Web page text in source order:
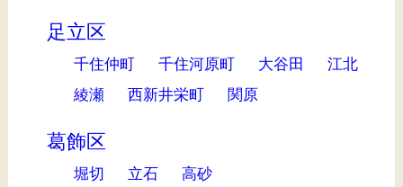
足立区
千住仲町 千住河原町 大谷田
江北
綾瀬
西新井栄町 関原
葛飾区
堀切 立石 高砂